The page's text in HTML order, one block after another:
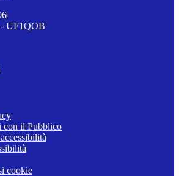
UF1QOB
il Pubblico
cookie